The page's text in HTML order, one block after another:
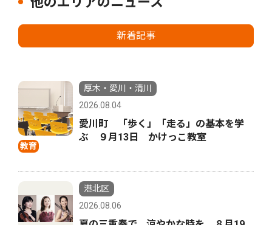
新着記事
教育
厚木・愛川・清川
2026.08.04
愛川町 「歩く」「走る」の基本を学
ぶ ９月13日 かけっこ教室
港北区
2026.08.06